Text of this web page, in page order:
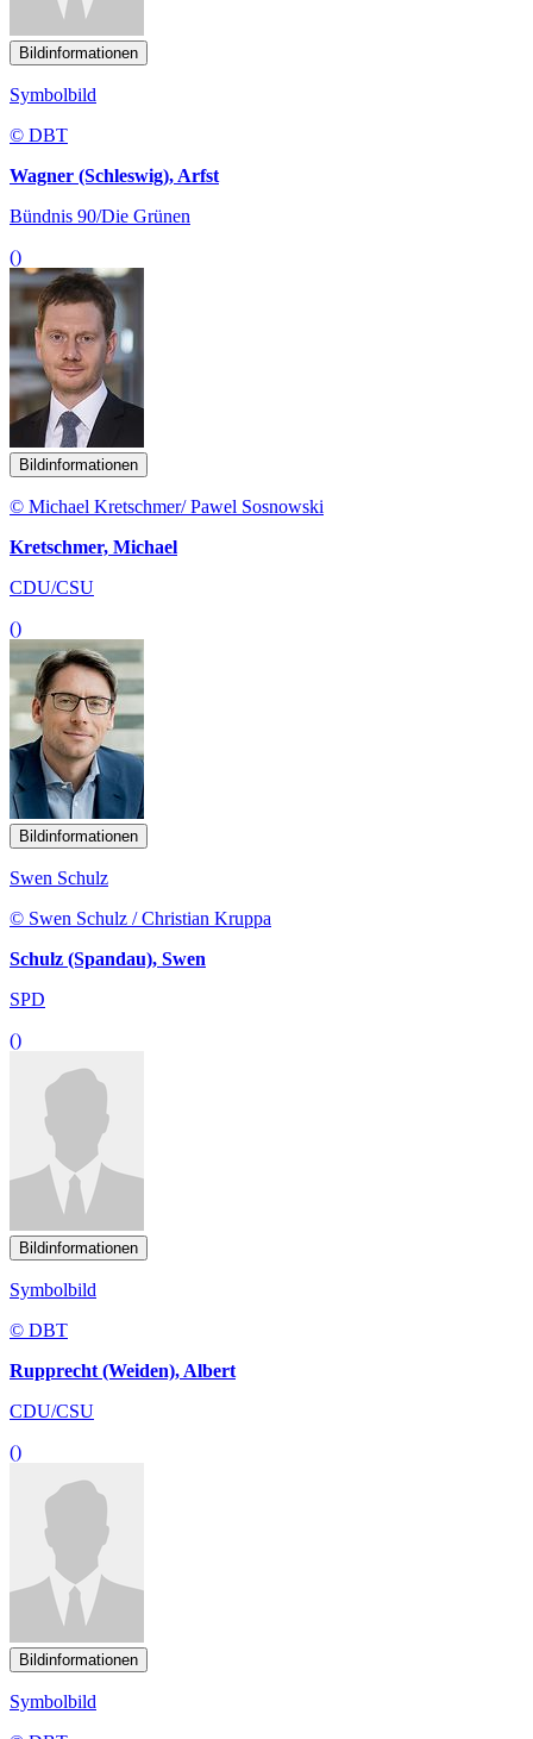
Bildinformationen
Symbolbild
© DBT
Wagner (Schleswig), Arfst
Bündnis 90/Die Grünen
()
Bildinformationen
© Michael Kretschmer/ Pawel Sosnowski
Kretschmer, Michael
CDU/CSU
()
Bildinformationen
Swen Schulz
© Swen Schulz / Christian Kruppa
Schulz (Spandau), Swen
SPD
()
Bildinformationen
Symbolbild
© DBT
Rupprecht (Weiden), Albert
CDU/CSU
()
Bildinformationen
Symbolbild